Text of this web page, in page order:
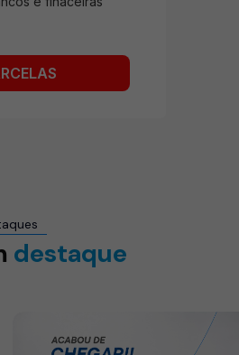
destaque